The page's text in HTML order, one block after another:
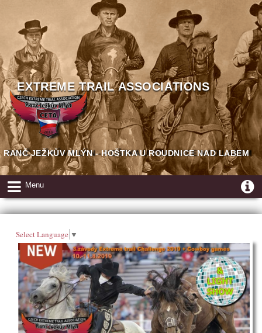
EXTREME TRAIL ASSOCIATIONS
RANČ JEŽKŮV MLÝN - HOŠTKA U ROUDNICE NAD LABEM
Menu
Select Language ▼